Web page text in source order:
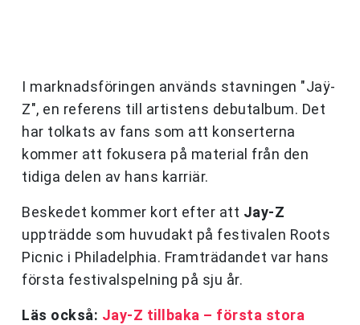
I marknadsföringen används stavningen "Jaÿ-
Z", en referens till artistens debutalbum. Det
har tolkats av fans som att konserterna
kommer att fokusera på material från den
tidiga delen av hans karriär.
Beskedet kommer kort efter att Jay-Z
uppträdde som huvudakt på festivalen Roots
Picnic i Philadelphia. Framträdandet var hans
första festivalspelning på sju år.
Läs också: Jay-Z tillbaka – första stora